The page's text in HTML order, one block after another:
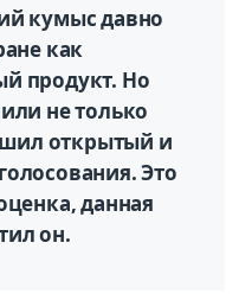
кумыс давно
как
продукт. Но
не только
открытый и
Это
данная
он.